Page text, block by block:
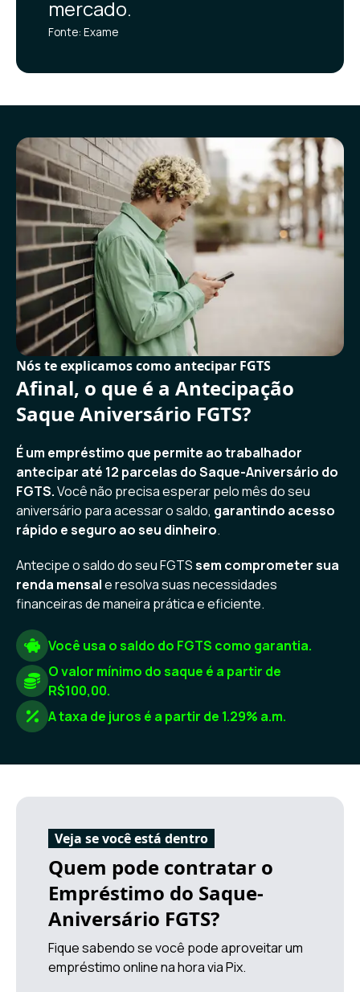
mercado.
Fonte: Exame
Nós te explicamos como antecipar FGTS
Afinal, o que é a Antecipação
Saque Aniversário FGTS?
É um empréstimo que permite ao trabalhador
antecipar até 12 parcelas do Saque-Aniversário do
FGTS.Você não precisa esperar pelo mês do seu
aniversário para acessar o saldo, garantindo acesso
rápido e seguro ao seu dinheiro.
Antecipe o saldo do seu FGTSsem comprometer sua
renda mensale resolva suas necessidades
financeiras de maneira prática e eficiente.
Você usa o saldo do FGTS como garantia.
O valor mínimo do saque é a partir de
R$100,00.
A taxa de juros é a partir de 1.29% a.m.
Veja se você está dentro
Quem pode contratar o
Empréstimo do Saque-
Aniversário FGTS?
Fique sabendo se você pode aproveitar um
empréstimo online na hora via Pix.